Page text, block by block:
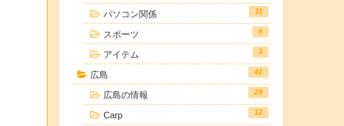
パソコン関係 11
スポーツ 6
アイテム 3
広島 41
広島の情報 29
Carp 12